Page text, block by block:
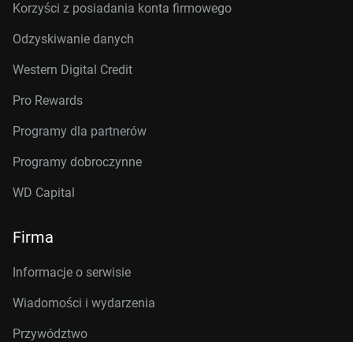
Korzyści z posiadania konta firmowego
Odzyskiwanie danych
Western Digital Credit
Pro Rewards
Programy dla partnerów
Programy dobroczynne
WD Capital
Firma
Informacje o serwisie
Wiadomości i wydarzenia
Przywództwo